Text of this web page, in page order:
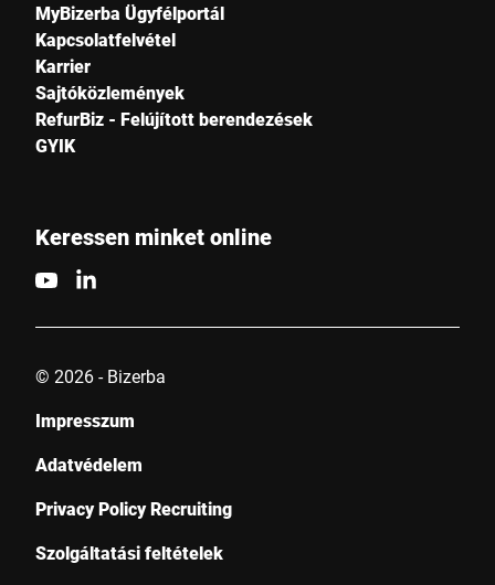
MyBizerba Ügyfélportál
Kapcsolatfelvétel
Karrier
Sajtóközlemények
RefurBiz - Felújított berendezések
GYIK
Keressen minket online
© 2026 - Bizerba
Impresszum
Adatvédelem
Privacy Policy Recruiting
Szolgáltatási feltételek